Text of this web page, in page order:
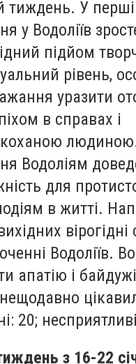
тиждень. У
у Водолiїв
пiдйом
рiвень,
уразити
в справах i
Водолiям
для
в життi.
вiрогiднi
Водолiїв.
апатiю i
20;
з 16-22